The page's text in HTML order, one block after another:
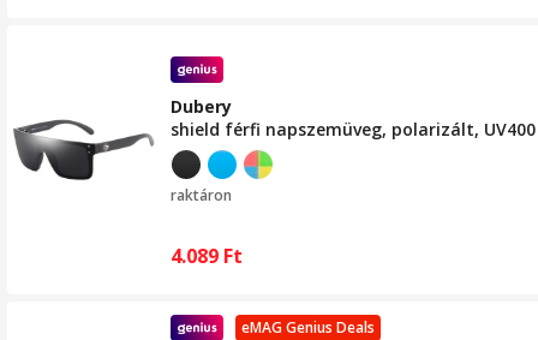
Dubery
shield férfi napszemüveg, polarizált,
raktáron
4.089 Ft
eMAG Genius Deals